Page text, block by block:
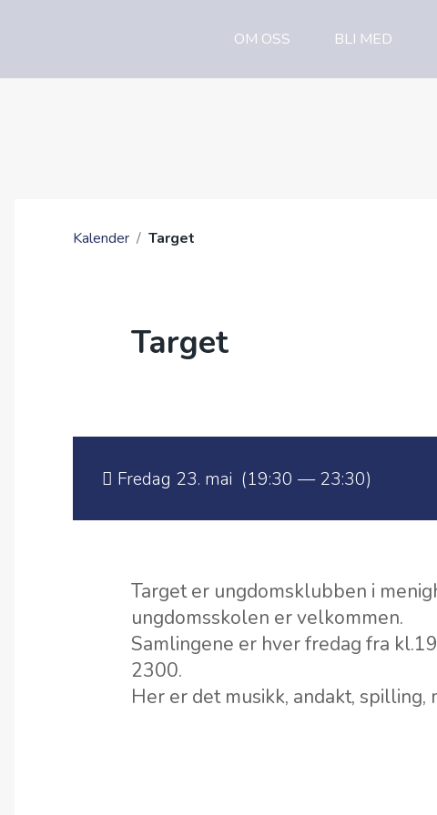
OM OSS BLI MED
Kalender / Target
Target
Fredag 23. mai (19:30 — 23:30)
Target er ungdomsklubben i
ungdomsskolen er velkommen.
Samlingene er hver fredag fra
2300.
Her er det musikk, andakt, spilling,